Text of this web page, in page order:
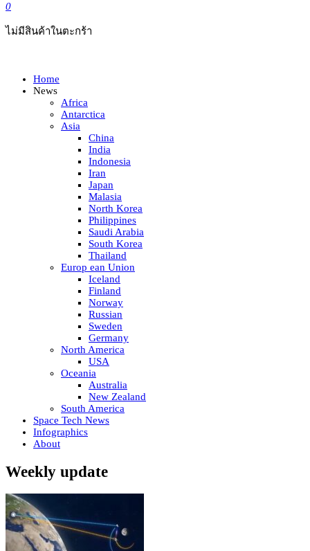
0
ไม่มีสินค้าในตะกร้า
Home
News
Africa
Antarctica
Asia
China
India
Indonesia
Iran
Japan
Malasia
North Korea
Philippines
Saudi Arabia
South Korea
Thailand
Europ ean Union
Iceland
Finland
Norway
Russian
Sweden
Germany
North America
USA
Oceania
Australia
New Zealand
South America
Space Tech News
Infographics
About
Weekly update